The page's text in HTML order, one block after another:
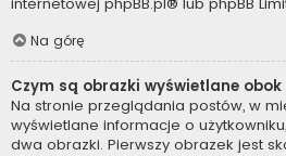
Na górę
Czym są obrazki wyświetlane
Na stronie przeglądania postów, w
wyświetlane informacje o
dwa obrazki. Pierwszy obrazek jest